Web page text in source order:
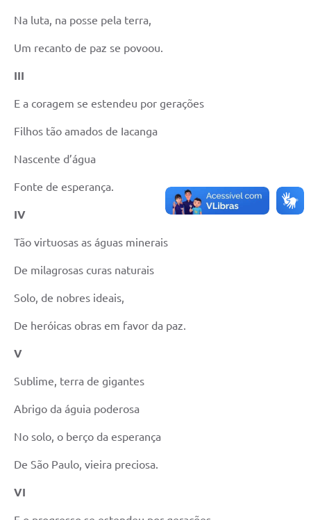
Na luta, na posse pela terra,
Um recanto de paz se povoou.
III
E a coragem se estendeu por gerações
Filhos tão amados de Iacanga
Nascente d’água
Fonte de esperança.
IV
Tão virtuosas as águas minerais
De milagrosas curas naturais
Solo, de nobres ideais,
De heróicas obras em favor da paz.
V
Sublime, terra de gigantes
Abrigo da águia poderosa
No solo, o berço da esperança
De São Paulo, vieira preciosa.
VI